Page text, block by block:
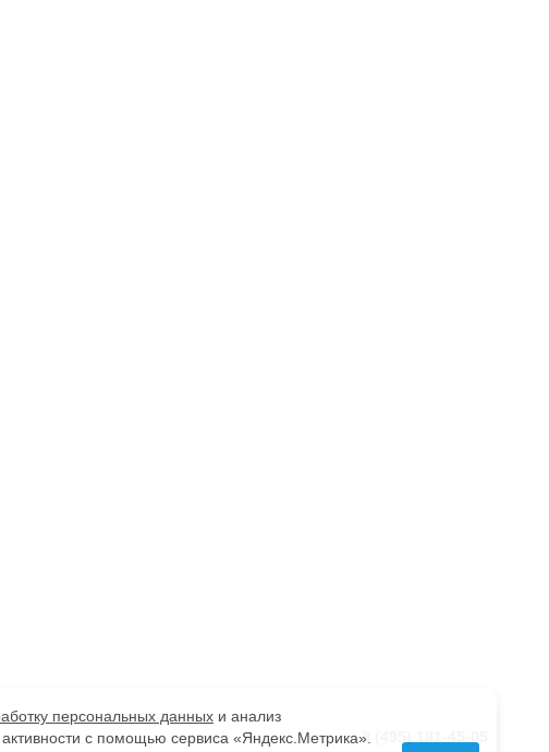
8 (495) 181-45-05
персональных данных и анализ
активности с помощью сервиса «Яндекс.Метрика».